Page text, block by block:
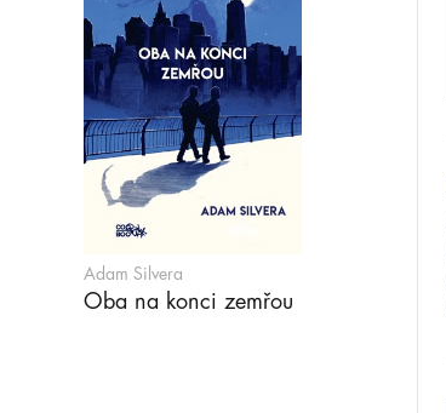
Adam Silvera
Oba na konci zemřou